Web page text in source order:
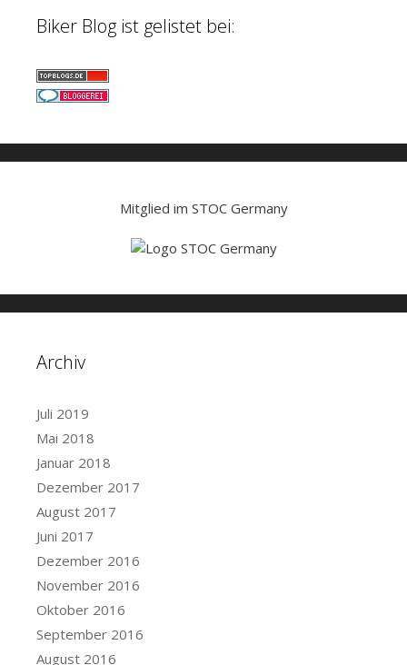
Biker Blog ist gelistet bei:
Mitglied im STOC Germany
Archiv
Juli 2019
Mai 2018
Januar 2018
Dezember 2017
August 2017
Juni 2017
Dezember 2016
November 2016
Oktober 2016
September 2016
August 2016